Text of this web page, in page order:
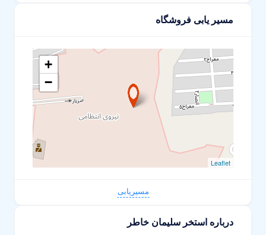
مسیر یابی فروشگاه
+
−
Leaflet
مسیریابی
درباره استخر سلیمان خاطر